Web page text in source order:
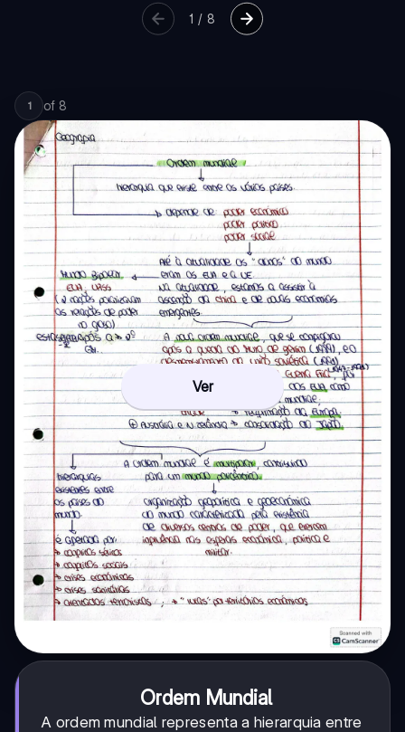
1 / 8
1 of 8
Ver
Ordem Mundial
A ordem mundial representa a hierarquia entre